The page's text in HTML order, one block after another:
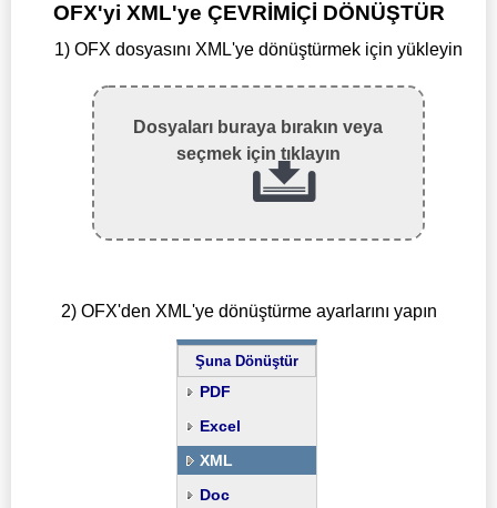
OFX'yi XML'ye ÇEVRİMİÇİ DÖNÜŞTÜR
1) OFX dosyasını XML'ye dönüştürmek için yükleyin
Dosyaları buraya bırakın veya
seçmek için tıklayın
2) OFX'den XML'ye dönüştürme ayarlarını yapın
Şuna Dönüştür
PDF
Excel
XML
Doc